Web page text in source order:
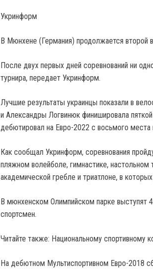
Укринформ
В Мюнхене (Германия) продолжается второй
После двух первых дней соревнований ни
турнира, передает Укринформ.
Лучшие результаты украинцы показали в
и Александры Логвинюк финишировала
дебютировал на Евро-2022 с восьмого места
Как сообщал Укринформ, соревнования
пляжном волейболе, гимнастике, настольном
академической гребле и триатлоне, в
В мюнхенском Олимпийском парке выступят
спортсмен.
Читайте также: Национальному спортивному
На дебютном Мультиспортивном Евро-2018